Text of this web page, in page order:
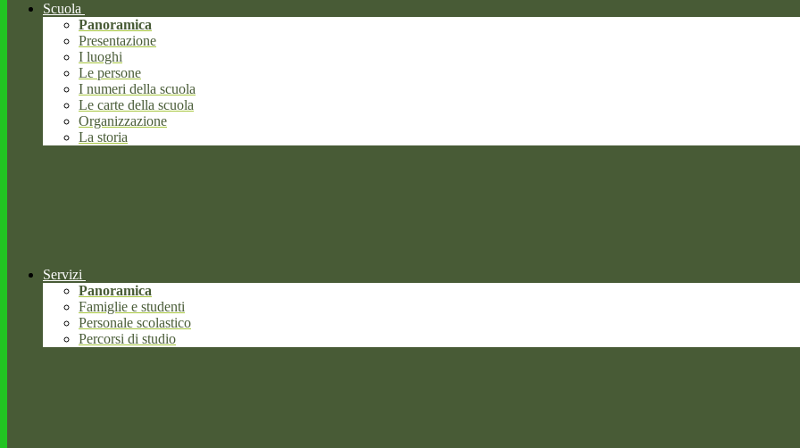
Scuola
Panoramica
Presentazione
I luoghi
Le persone
I numeri della scuola
Le carte della scuola
Organizzazione
La storia
Servizi
Panoramica
Famiglie e studenti
Personale scolastico
Percorsi di studio